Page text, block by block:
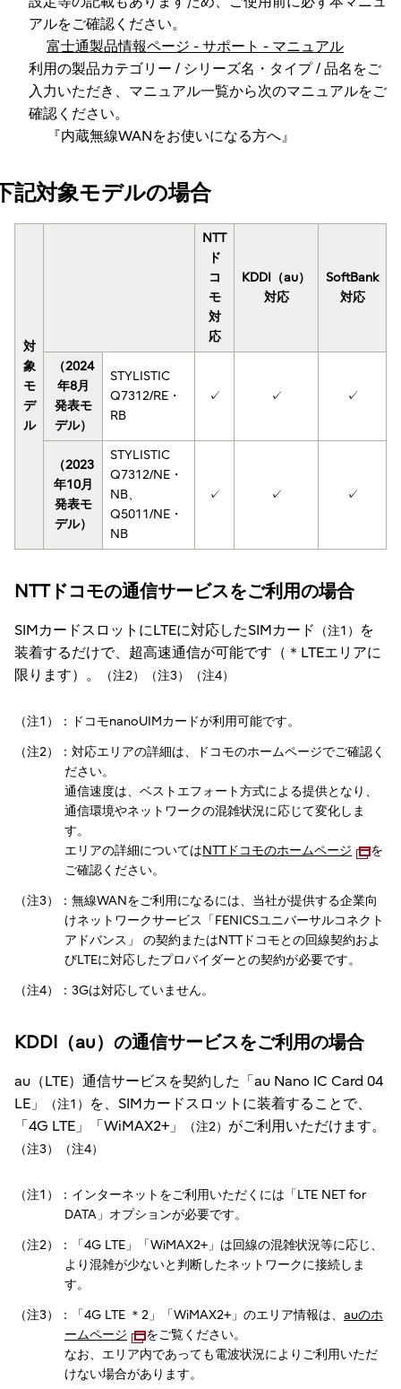
アルをご確認ください。
富士通製品情報ページ - サポート - マニュアル
利用の製品カテゴリー / シリーズ名・タイプ / 品名をご
入力いただき、マニュアル一覧から次のマニュアルをご
確認ください。
『内蔵無線WANをお使いになる方へ』
記対象モデルの場合
対
象
モ
デ
ル
NTT
ド
コ
モ
対
応
KDDI（au）
対応
SoftBank
対応
（2024
年8月
発表モ
デル）
STYLISTIC
Q7312/RE・
RB
✓ ✓ ✓
（2023
年10月
発表モ
デル）
STYLISTIC
Q7312/NE・
NB、
Q5011/NE・
NB
✓ ✓ ✓
NTTドコモの通信サービスをご利用の場合
SIMカードスロットにLTEに対応したSIMカード （注1）
を
装着するだけで、超高速通信が可能です（＊LTEエリアに
限ります）。
（注2）（注3）（注4）
（注1）：ドコモnanoUIMカードが利用可能です。
（注2）：対応エリアの詳細は、ドコモのホームページでご確認く
ださい。
通信速度は、ベストエフォート方式による提供となり、
通信環境やネットワークの混雑状況に応じて変化しま
す。
エリアの詳細についてはNTTドコモのホームページ
を
ご確認ください。
（注3）：無線WANをご利用になるには、当社が提供する企業向
けネットワークサービス「FENICSユニバーサルコネクト
アドバンス」 の契約またはNTTドコモとの回線契約およ
びLTEに対応したプロバイダーとの契約が必要です。
（注4）：3Gは対応していません。
KDDI（au）の通信サービスをご利用の場合
au（LTE）通信サービスを契約した「au Nano IC Card 04
LE」
（注1）
を、SIMカードスロットに装着することで、
「4G LTE」「WiMAX2+」
（注2） がご利用いただけます。
（注3）（注4）
（注1）：インターネットをご利用いただくには「LTE NET for
DATA」オプションが必要です。
（注2）：「4G LTE」「WiMAX2+」は回線の混雑状況等に応じ、
より混雑が少ないと判断したネットワークに接続しま
す。
（注3）：「4G LTE ＊2」「WiMAX2+」のエリア情報は、 auのホ
ームページ
をご覧ください。
なお、エリア内であっても電波状況によりご利用いただ
けない場合があります。